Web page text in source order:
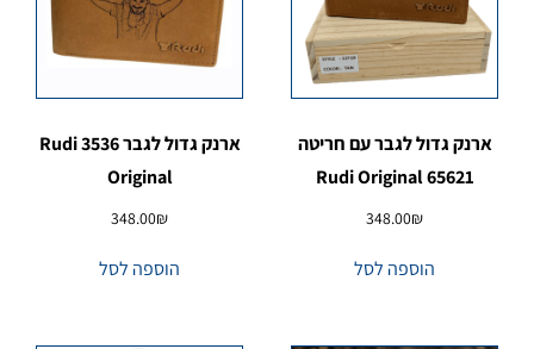
ארנק גדול לגבר עם חריטה
65621 Rudi Original
348.00₪
הוספה לסל
ארנק גדול לגבר 3536 Rudi
Original
348.00₪
הוספה לסל